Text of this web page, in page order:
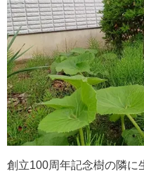
創立100周年記念樹の隣に